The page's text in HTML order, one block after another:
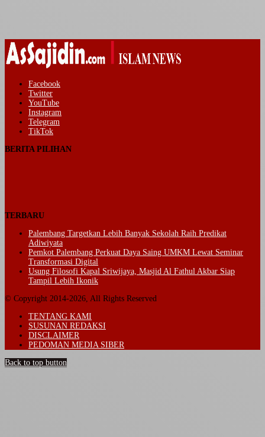
Facebook
Twitter
YouTube
Instagram
Telegram
TikTok
BERITA PILIHAN
TERBARU
Palembang Targetkan Lebih Banyak Sekolah Raih Predikat
Adiwiyata
Pemkot Palembang Perkuat Daya Saing UMKM Lewat Seminar
Transformasi Digital
Usung Filosofi Kapal Sriwijaya, Masjid Al Fathul Akbar Siap
Tampil Lebih Ikonik
© Copyright 2014-2026, All Rights Reserved
TENTANG KAMI
SUSUNAN REDAKSI
DISCLAIMER
PEDOMAN MEDIA SIBER
Back to top button